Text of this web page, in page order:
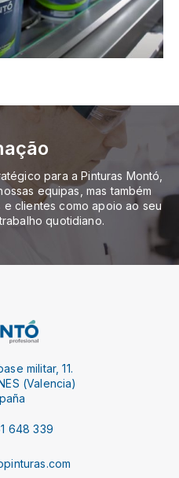
para a Pinturas Montó,
equipas, mas também
clientes como apoio ao seu
quotidiano.
militar, 11.
(Valencia)
648 339